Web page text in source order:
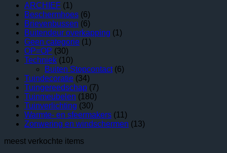
ARCHIEF (1)
Beschermhoes (6)
Brievenbussen (6)
Buitendeur overkapping (1)
Geen categorie (1)
OP=OP (30)
Techniek (10)
Buiten Stopcontact (6)
Tuindecoratie (34)
Tuingereedschap (7)
Tuinmeubelen (180)
Tuinverlichting (30)
Warmte- en sfeermakers (11)
Zonwering en windschermen (13)
meest verkochte items